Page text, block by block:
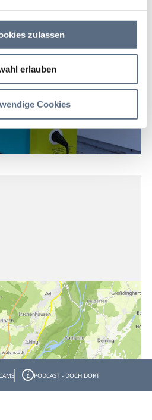
zulassen
erlauben
Cookies
PODCAST - DOCH DORT